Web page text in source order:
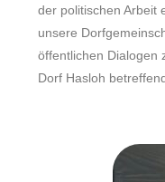
der politischen Arbeit
unsere
öffentlichen Dialogen
Dorf Hasloh